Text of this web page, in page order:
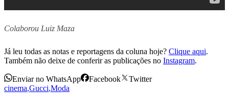
Colaborou Luiz Maza
Já leu todas as notas e reportagens da coluna hoje? Clique aqui.
Também não deixe de conferir as publicações no Instagram.
Enviar no WhatsApp Facebook
Twitter
cinema,Gucci,Moda